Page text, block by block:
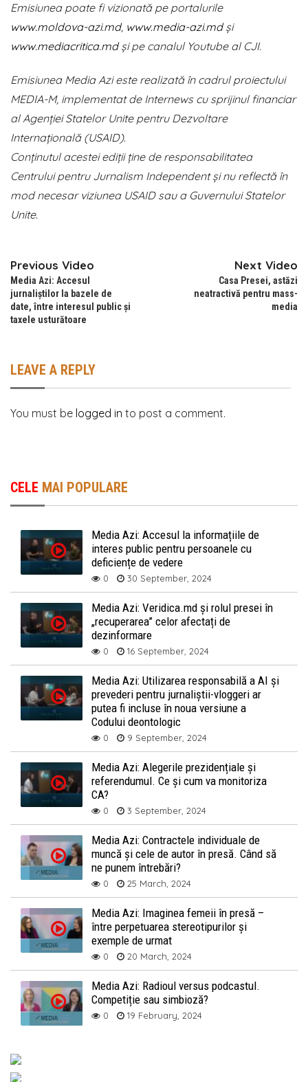
Emisiunea poate fi vizionată pe portalurile
www.moldova-azi.md, www.media-azi.mdși
www.mediacritica.mdși pe canalul Youtube al CJI.
Emisiunea Media Azi este realizată în cadrul proiectului
MEDIA-M, implementat de Internews cu sprijinul financiar
al Agenției Statelor Unite pentru Dezvoltare
Internațională (USAID).
Conținutul acestei ediții ține de responsabilitatea
Centrului pentru Jurnalism Independent și nu reflectă în
mod necesar viziunea USAID sau a Guvernului Statelor
Unite.
Previous Video
Media Azi: Accesul
jurnaliștilor la bazele de
date, între interesul public și
taxele usturătoare
Next Video
Casa Presei, astăzi
neatractivă pentru mass-
media
LEAVE A REPLY
You must be logged in to post a comment.
CELE MAI POPULARE
Media Azi: Accesul la informațiile de
interes public pentru persoanele cu
deficiențe de vedere
0 30 September, 2024
Media Azi: Veridica.md și rolul presei în
„recuperarea” celor afectați de
dezinformare
0 16 September, 2024
Media Azi: Utilizarea responsabilă a AI și
prevederi pentru jurnaliștii-vloggeri ar
putea fi incluse în noua versiune a
Codului deontologic
0 9 September, 2024
Media Azi: Alegerile prezidențiale și
referendumul. Ce și cum va monitoriza
CA?
0 3 September, 2024
Media Azi: Contractele individuale de
muncă și cele de autor în presă. Când să
ne punem întrebări?
0 25 March, 2024
Media Azi: Imaginea femeii în presă –
între perpetuarea stereotipurilor și
exemple de urmat
0 20 March, 2024
Media Azi: Radioul versus podcastul.
Competiție sau simbioză?
0 19 February, 2024